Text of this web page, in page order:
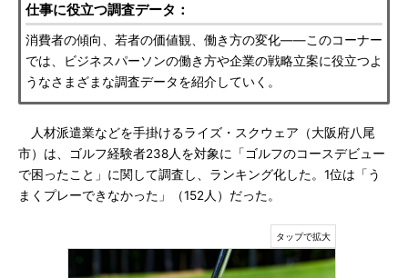
仕事に役立つ調査データ：
消費者の傾向、若者の価値観、働き方の変化――このコーナー
では、ビジネスパーソンの働き方や企業の戦略立案に役立つよ
うなさまざまな調査データを紹介していく。
人材派遣業などを手掛けるライズ・スクウェア（大阪府八尾
市）は、ゴルフ経験者238人を対象に「ゴルフのコースデビュー
で困ったこと」に関して調査し、ランキング化した。1位は「う
まくプレーできなかった」（152人）だった。